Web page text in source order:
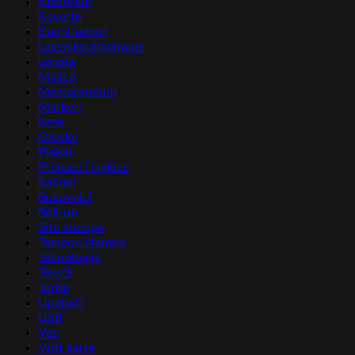
Koverte
Kućni setovi
Lasersko graviranje
Lepota
Majice
Memorandum
Markeri
Kese
Olovke
Plakat
Privesci i trakice
Računi
Rokovnici
Roll-up
Sito štampa
Tampon štampa
Tehnologija
Tekstil
Torbe
Upaljači
USB
Vez
Vizit karte